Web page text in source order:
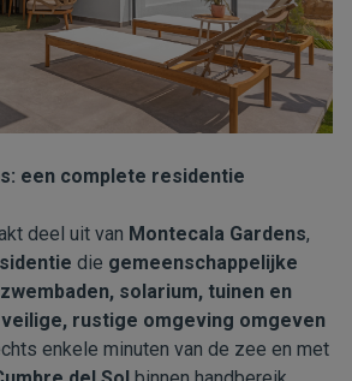
een complete residentie
deel uit van Montecala Gardens,
die gemeenschappelijke
solarium, tuinen en
veilige, rustige omgeving omgeven
enkele minuten van de zee en met